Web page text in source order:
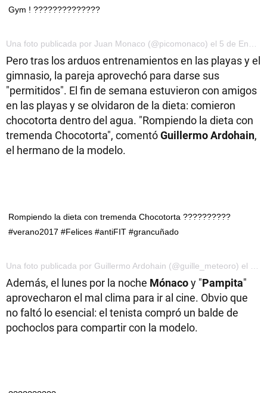
Gym ! ??????????????
Pero tras los arduos entrenamientos en las playas y el
gimnasio, la pareja aprovechó para darse sus
"permitidos". El fin de semana estuvieron con amigos
en las playas y se olvidaron de la dieta: comieron
chocotorta dentro del agua. "Rompiendo la dieta con
tremenda Chocotorta", comentóGuillermo Ardohain,
el hermano de la modelo.
Rompiendo la dieta con tremenda Chocotorta ??????????
#verano2017 #Felices #antiFIT #grancuñado
Además, el lunes por la noche Mónacoy "Pampita"
aprovecharon el mal clima para ir al cine. Obvio que
no faltó lo esencial: el tenista compró un balde de
pochoclos para compartir con la modelo.